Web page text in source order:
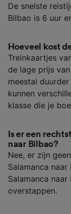
De snelste
Bilbao is 6 uur
Hoeveel kost
Treinkaartjes
de lage prijs
meestal
kunnen
klasse die je
Is er een
naar Bilbao?
Nee, er zijn
Salamanca
Salamanca
overstappen.